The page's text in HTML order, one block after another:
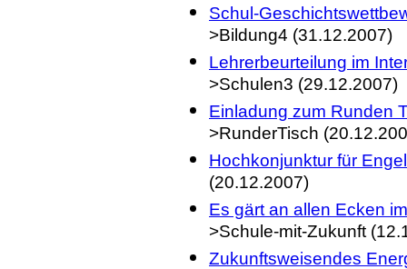
Schul-
>Bildung4 (31.12.2007)
Lehrerbeurteilung im
>Schulen3 (29.12.2007)
Einladung zum Runden
>RunderTisch
Hochkonjunktur für
(20.12.2007)
Es gärt an allen Ecken
>Schule-mit-Zukunft
Zukunftsweisendes